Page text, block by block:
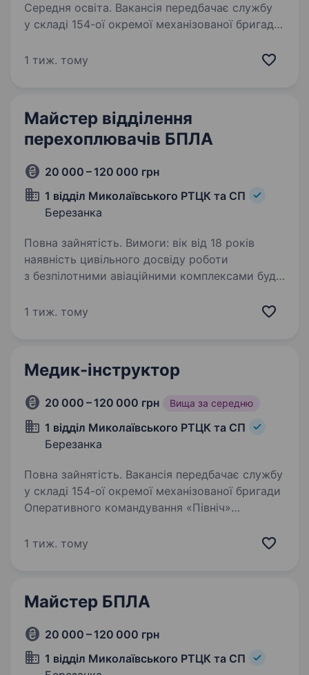
Середня освіта. Вакансія передбачає службу
у складі 154-ої окремої механізованої бригади
Сухопутних Військ Збройних Сил України.
1 тиж. тому
Майстер відділення
перехоплювачів БПЛА
20 000 – 120 000 грн
1 відділ Миколаївського РТЦК та СП
Березанка
Повна зайнятість. Вимоги: вік від 18 років
наявність цивільного досвіду роботи
з безпілотними авіаційними комплексами буде
приймати рішення в стресових ситуаціях
1 тиж. тому
Медик-інструктор
20 000 – 120 000 грн Вища за середню
1 відділ Миколаївського РТЦК та СП
Березанка
Повна зайнятість. Вакансія передбачає службу
у складі 154-ої окремої механізованої бригади
Оперативного командування «Північ»
Вимоги: медична освіта (вища або середня
1 тиж. тому
Майстер БПЛА
20 000 – 120 000 грн
1 відділ Миколаївського РТЦК та СП